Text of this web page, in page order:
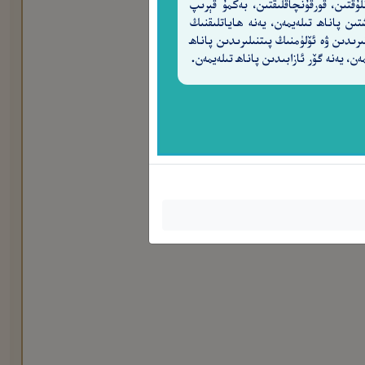
قورقۇنچاقلىقتىن، بەكمۇ قېرىپ
پاناھ تىلەيمەن، يەنە ھاياتلىقنىڭ
ۋە ئۆلۈمنىڭ پىتنىلىرىدىن پاناھ
يەنە گۆر ئازابىدىن پاناھ تىلەيمەن.